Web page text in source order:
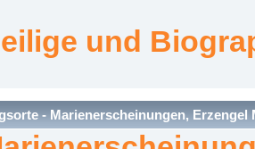
und
- Marienerscheinungen, Erzengel